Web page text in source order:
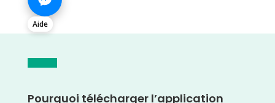
Aide
Pourquoi télécharger l’application